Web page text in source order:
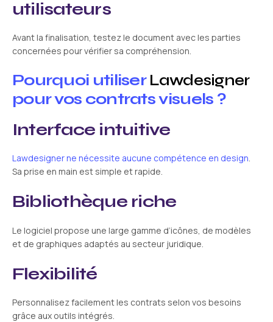
utilisateurs
Avant la finalisation, testez le document avec les parties
concernées pour vérifier sa compréhension.
Pourquoi utiliserLawdesigner
pour vos contrats visuels ?
Interface intuitive
Lawdesigner ne nécessite aucune compétence en design.
Sa prise en main est simple et rapide.
Bibliothèque riche
Le logiciel propose une large gamme d’icônes, de modèles
et de graphiques adaptés au secteur juridique.
Flexibilité
Personnalisez facilement les contrats selon vos besoins
grâce aux outils intégrés.